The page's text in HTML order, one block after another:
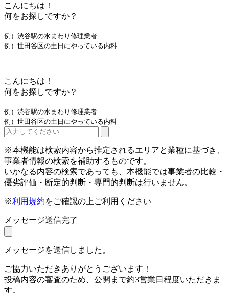
こんにちは！
何をお探しですか？
例）渋谷駅の水まわり修理業者
例）世田谷区の土日にやっている内科
こんにちは！
何をお探しですか？
例）渋谷駅の水まわり修理業者
例）世田谷区の土日にやっている内科
※本機能は検索内容から推定されるエリアと業種に基づき、
事業者情報の検索を補助するものです。
いかなる内容の検索であっても、本機能では事業者の比較・
優劣評価・断定的判断・専門的判断は行いません。
※利用規約をご確認の上ご利用ください
メッセージ送信完了
メッセージを送信しました。
ご協力いただきありがとうございます！
投稿内容の審査のため、公開まで約3営業日程度いただきま
す。